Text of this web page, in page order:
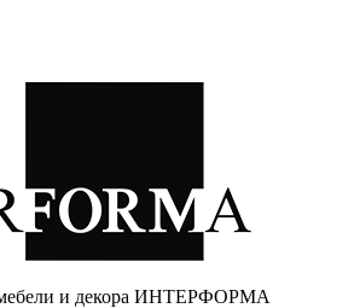
мебели и декора ИНТЕРФОРМА